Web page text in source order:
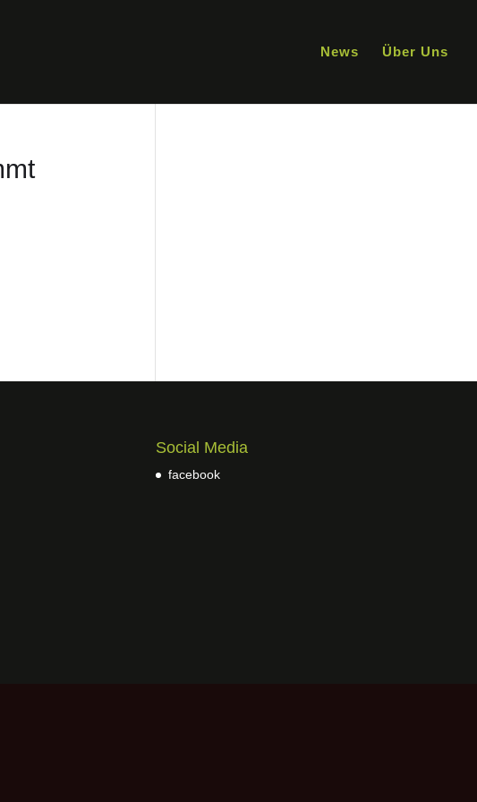
News Über Uns
Social Media
facebook